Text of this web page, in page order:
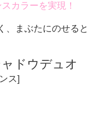
カラーを実現！
まぶたにのせると
ドウデュオ
ス]